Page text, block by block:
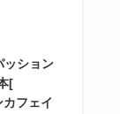
ッション
[
フェイ